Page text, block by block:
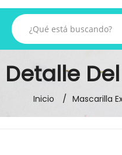
Detalle
Inicio Mascarilla